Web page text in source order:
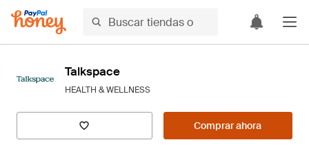
Talkspace
HEALTH & WELLNESS
Comprar ahora